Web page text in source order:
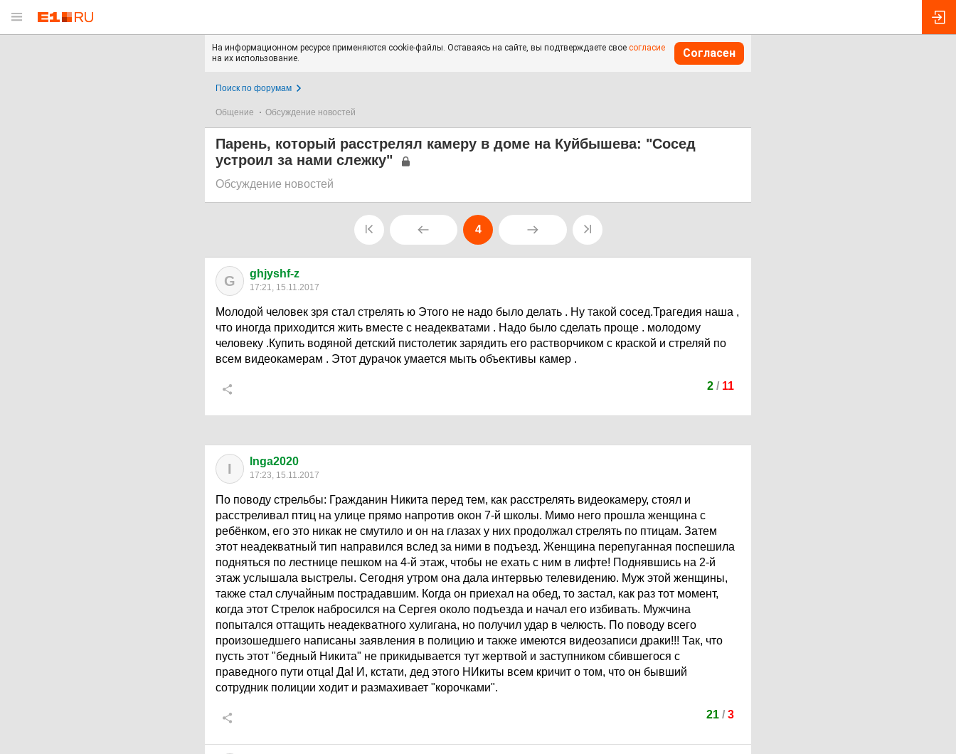
На информационном ресурсе применяются cookie-файлы. Оставаясь на сайте, вы подтверждаете свое согласие
на их использование.
Согласен
Поиск по форумам
Общение Обсуждение новостей
Парень, который расстрелял камеру в доме на Куйбышева: "Сосед
устроил за нами слежку"
Обсуждение новостей
4
G ghjyshf-z
17:21, 15.11.2017
Молодой человек зря стал стрелять ю Этого не надо было делать . Ну такой сосед.Трагедия наша ,
что иногда приходится жить вместе с неадекватами . Надо было сделать проще . молодому
человеку .Купить водяной детский пистолетик зарядить его растворчиком с краской и стреляй по
всем видеокамерам . Этот дурачок умается мыть объективы камер .
2/ 11
I Inga2020
17:23, 15.11.2017
По поводу стрельбы: Гражданин Никита перед тем, как расстрелять видеокамеру, стоял и
расстреливал птиц на улице прямо напротив окон 7-й школы. Мимо него прошла женщина с
ребёнком, его это никак не смутило и он на глазах у них продолжал стрелять по птицам. Затем
этот неадекватный тип направился вслед за ними в подъезд. Женщина перепуганная поспешила
подняться по лестнице пешком на 4-й этаж, чтобы не ехать с ним в лифте! Поднявшись на 2-й
этаж услышала выстрелы. Сегодня утром она дала интервью телевидению. Муж этой женщины,
также стал случайным пострадавшим. Когда он приехал на обед, то застал, как раз тот момент,
когда этот Стрелок набросился на Сергея около подъезда и начал его избивать. Мужчина
попытался оттащить неадекватного хулигана, но получил удар в челюсть. По поводу всего
произошедшего написаны заявления в полицию и также имеются видеозаписи драки!!! Так, что
пусть этот "бедный Никита" не прикидывается тут жертвой и заступником сбившегося с
праведного пути отца! Да! И, кстати, дед этого НИкиты всем кричит о том, что он бывший
сотрудник полиции ходит и размахивает "корочками".
21 / 3